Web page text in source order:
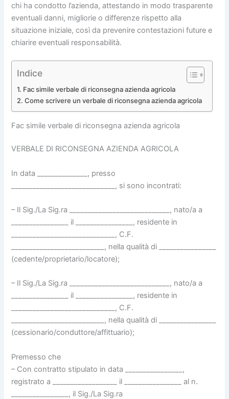
chi ha condotto l’azienda, attestando in modo trasparente
eventuali danni, migliorie o differenze rispetto alla
situazione iniziale, così da prevenire contestazioni future e
chiarire eventuali responsabilità.
Indice
Fac simile verbale di riconsegna azienda agricola​
Come scrivere un verbale di riconsegna azienda agricola​
Fac simile verbale di riconsegna azienda agricola​
VERBALE DI RICONSEGNA AZIENDA AGRICOLA
In data ______________, presso
_____________________________, si sono incontrati:
– Il Sig./La Sig.ra ____________________________, nato/a a
________________ il ________________, residente in
_____________________________, C.F.
__________________________, nella qualità di ________________
(cedente/proprietario/locatore);
– Il Sig./La Sig.ra ____________________________, nato/a a
________________ il ________________, residente in
_____________________________, C.F.
__________________________, nella qualità di ________________
(cessionario/conduttore/affittuario);
Premesso che
– Con contratto stipulato in data ________________,
registrato a __________________ il ________________ al n.
________________, il Sig./La Sig.ra